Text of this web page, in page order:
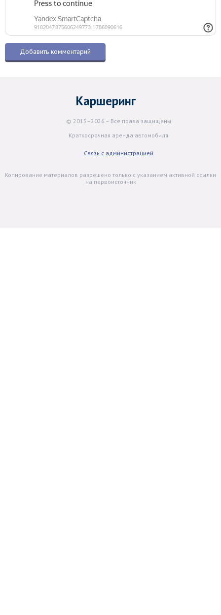
Каршеринг
© 2015–2026 – Все права защищены
Краткосрочная аренда автомобиля
Связь с администрацией
Копирование материалов разрешено только с указанием активной ссылки
на первоисточник